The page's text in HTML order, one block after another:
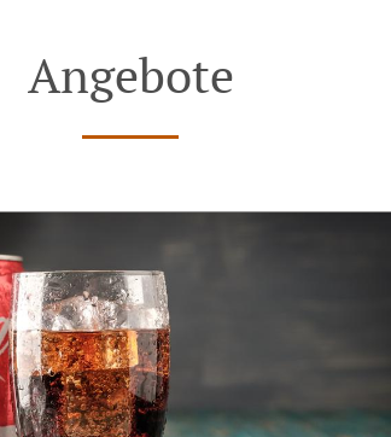
Angebote